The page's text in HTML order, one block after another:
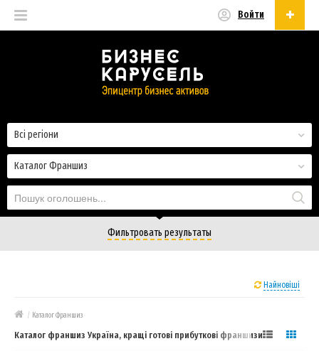
Войти
Каталог Франшиз
Всі регіони
Фильтровать результаты
Найновіші
/ Каталог Франшиз
Каталог франшиз Україна, кращі готові прибуткові франшизи